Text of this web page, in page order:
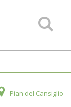
Pian del Cansiglio